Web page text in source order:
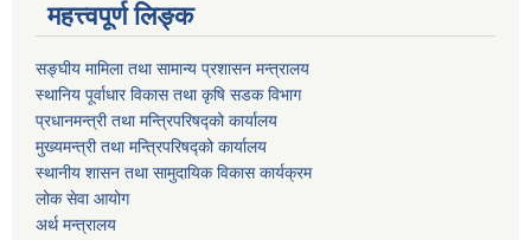
महत्त्वपूर्ण लिङ्क
सङ्घीय मामिला तथा सामान्य प्रशासन मन्त्रालय
स्थानिय पूर्वाधार विकास तथा कृषि सडक विभाग
प्रधानमन्त्री तथा मन्त्रिपरिषद्को कार्यालय
मुख्यमन्त्री तथा मन्त्रिपरिषद्को कार्यालय
स्थानीय शासन तथा सामुदायिक विकास कार्यक्रम
लोक सेवा आयोग
अर्थ मन्त्रालय